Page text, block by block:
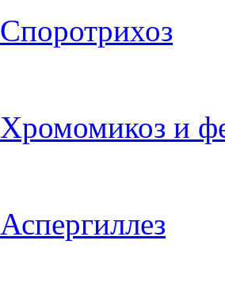
Споротрихоз
Хромомикоз и
Аспергиллез